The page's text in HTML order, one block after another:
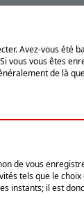
Avez-vous été
vous êtes
de là
de vous
tels que le
instants; il est